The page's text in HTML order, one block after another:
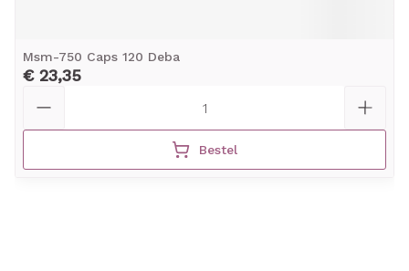
Msm-750 Caps 120 Deba
€ 23,35
Bestel